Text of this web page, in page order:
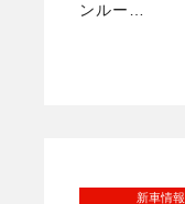
ンルー…
新車情報